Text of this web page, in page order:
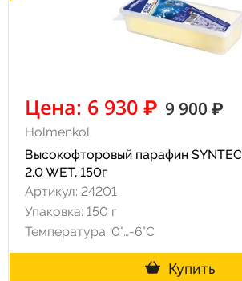
Цена: 6 930 ₽ 9 900 ₽
Holmenkol
Высокофторовый парафин
2.0 WET, 150г
Артикул: 24201
Упаковка: 150 г
Температура: 0°…-6°C
Купить